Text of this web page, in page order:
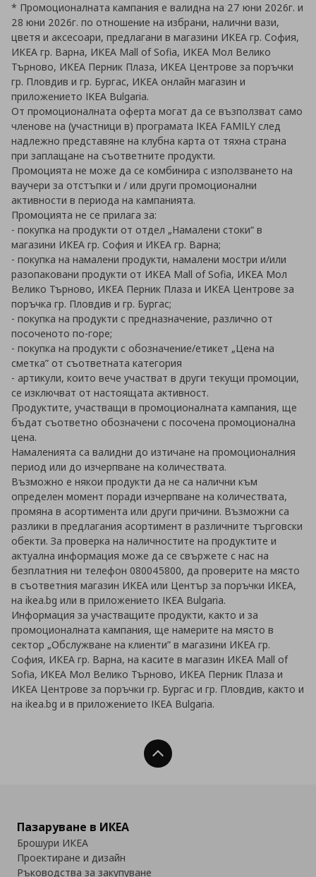
* Промоционалната кампания е валидна на 27 юни 2026г. и
28 юни 2026г. по отношение на избрани, налични вази,
цветя и аксесоари, предлагани в магазини ИКЕА гр. София,
ИКЕА гр. Варна, ИКЕА Mall of Sofia, ИКЕА Мол Велико
Търново, ИКЕА Перник Плаза, ИКЕА Центрове за поръчки
гр. Пловдив и гр. Бургас, ИКЕА онлайн магазин и
приложението IKEA Bulgaria.
От промоционалната оферта могат да се възползват само
членове на (участници в) програмата IKEA FAMILY след
надлежно представяне на клубна карта от тяхна страна
при заплащане на съответните продукти.
Промоцията не може да се комбинира с използването на
ваучери за отстъпки и / или други промоционални
активности в периода на кампанията.
Промоцията не се прилага за:
- покупка на продукти от отдел „Намалени стоки“ в
магазини ИКЕА гр. София и ИКЕА гр. Варна;
- покупка на намалени продукти, намалени мостри и/или
разопаковани продукти от ИКЕА Mall of Sofia, ИКЕА Мол
Велико Търново, ИКЕА Перник Плаза и ИКЕА Центрове за
поръчка гр. Пловдив и гр. Бургас;
- покупка на продукти с предназначение, различно от
посоченото по-горе;
- покупка на продукти с обозначение/етикет „Цена на
сметка” от съответната категория
- артикули, които вече участват в други текущи промоции,
се изключват от настоящата активност.
Продуктите, участващи в промоционалната кампания, ще
бъдат съответно обозначени с посочена промоционална
цена.
Намаленията са валидни до изтичане на промоционалния
период или до изчерпване на количествата.
Възможно е някои продукти да не са налични към
определен момент поради изчерпване на количествата,
промяна в асортимента или други причини. Възможни са
разлики в предлагания асортимент в различните търговски
обекти. За проверка на наличностите на продуктите и
актуална информация може да се свържете с нас на
безплатния ни телефон 080045800, да проверите на място
в съответния магазин ИКЕА или Център за поръчки ИКЕА,
на ikea.bg или в приложението IKEA Bulgaria.
Информация за участващите продукти, както и за
промоционалната кампания, ще намерите на място в
сектор „Обслужване на клиенти” в магазини ИКЕА гр.
София, ИКЕА гр. Варна, на касите в магазин ИКЕА Mall of
Sofia, ИКЕА Мол Велико Търново, ИКЕА Перник Плаза и
ИКЕА Центрове за поръчки гр. Бургас и гр. Пловдив, както и
на ikea.bg и в приложението IKEA Bulgaria.
Нагоре
Пазаруване в ИКЕА
Брошури ИКЕА
Проектиране и дизайн
Ръководства за закупуване